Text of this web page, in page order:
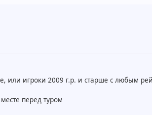
игроки 2009 г.р. и старше с любым
перед туром